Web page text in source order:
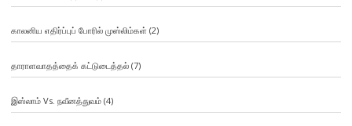
காலனிய எதிர்ப்புப் போரில் முஸ்லிம்கள் (2)
தாராளவாதத்தைக் கட்டுடைத்தல்(7)
இஸ்லாம் Vs. நவீனத்துவம்(4)